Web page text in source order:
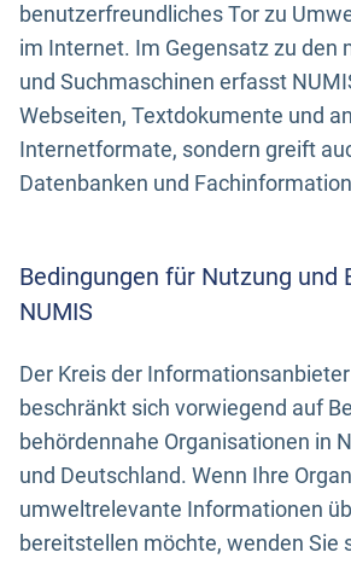
benutzerfreundliches Tor zu
im Internet. Im Gegensatz zu den
und Suchmaschinen erfasst
Webseiten, Textdokumente und
Internetformate, sondern greift
Datenbanken und
Bedingungen für Nutzung und
NUMIS
Der Kreis der
beschränkt sich vorwiegend auf
behördennahe Organisationen in
und Deutschland. Wenn Ihre
umweltrelevante Informationen
bereitstellen möchte, wenden Sie